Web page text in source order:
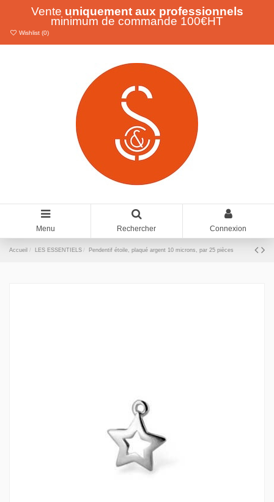
Vente uniquement aux professionnels
minimum de commande 100€HT
Wishlist (0)
Menu Rechercher Connexion
Accueil LES ESSENTIELS Pendentif étoile, plaqué argent 10 microns, par 25 pièces